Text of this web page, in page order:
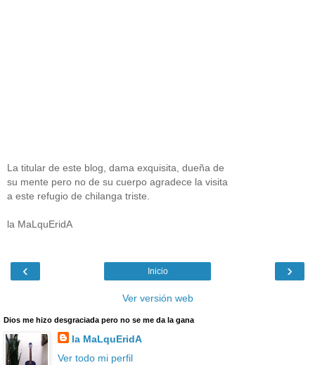
La titular de este blog, dama exquisita, dueña de
su mente pero no de su cuerpo agradece la visita
a este refugio de chilanga triste.
la MaLquEridA
‹ ›
Inicio
Ver versión web
Dios me hizo desgraciada pero no se me da la gana
la MaLquEridA
Ver todo mi perfil